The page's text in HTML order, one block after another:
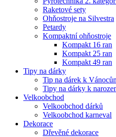
Raketové sety
Ohňostroje na Silvestra
Petardy
Kompaktní ohňostroje
Kompakt 16 ran
Kompakt 25 ran
Kompakt 49 ran
Tipy na dárky
Tip na dárek k
Tipy na dárky k
Velkoobchod
Velkoobchod dárků
Velkoobchod karneval
Dekorace
Dřevěné dekorace